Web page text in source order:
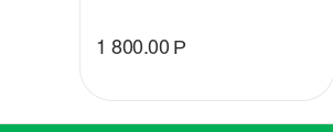
1 800.00Р